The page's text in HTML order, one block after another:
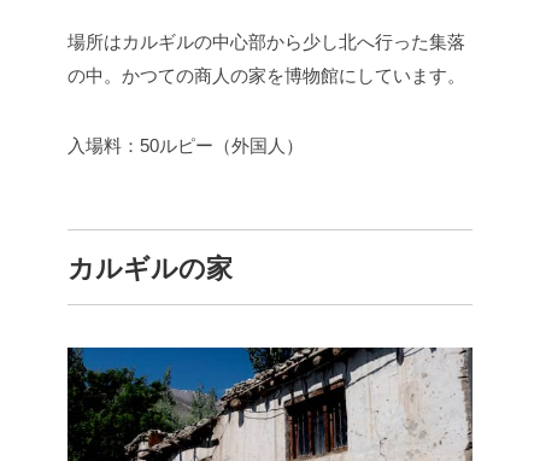
場所はカルギルの中心部から少し北へ行った集落
の中。かつての商人の家を博物館にしています。
入場料：50ルピー（外国人）
カルギルの家